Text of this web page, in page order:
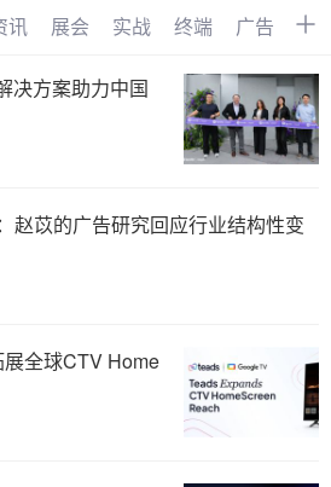
资讯 展会
时尚
物联网
讯 展会 实战 终端 广告 时
决方案助力中国
赵苡的广告研究回应行业结构性变
全球CTV Home